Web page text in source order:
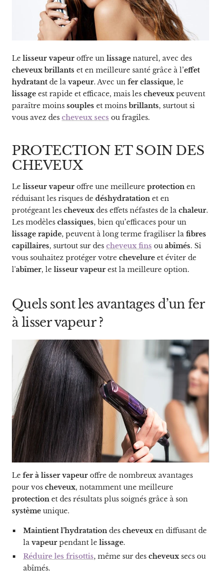
Le lisseur vapeur offre un lissage naturel, avec des
cheveux brillants et en meilleure santé grâce à l’effet
hydratant de la vapeur. Avec un fer classique, le
lissage est rapide et efficace, mais les cheveux peuvent
paraître moins souples et moins brillants, surtout si
vous avez des cheveux secs ou fragiles.
PROTECTION ET SOIN DES
CHEVEUX
Le lisseur vapeur offre une meilleure protection en
réduisant les risques de déshydratation et en
protégeant les cheveux des effets néfastes de la chaleur.
Les modèles classiques, bien qu’efficaces pour un
lissage rapide, peuvent à long terme fragiliser la fibres
capillaires, surtout sur des cheveux fins ou abîmés. Si
vous souhaitez protéger votre chevelure et éviter de
l'abîmer, le lisseur vapeur est la meilleure option.
Quels sont les avantages d’un fer
à lisser vapeur ?
Le fer à lisser vapeur offre de nombreux avantages
pour vos cheveux, notamment une meilleure
protection et des résultats plus soignés grâce à son
système unique.
Maintient l’hydratationdes cheveuxen diffusant de
la vapeurpendant le lissage.
Réduire les frisottis, même sur des cheveuxsecs ou
abîmés.